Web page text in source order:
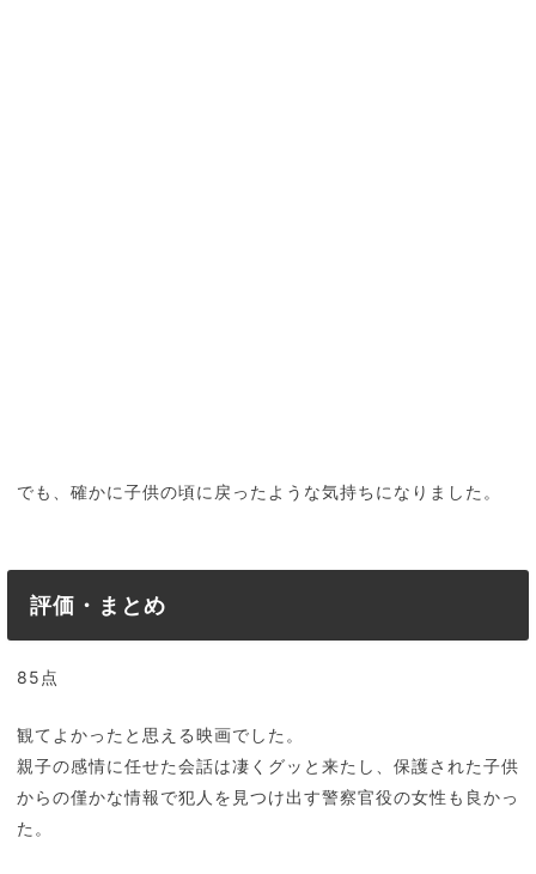
でも、確かに子供の頃に戻ったような気持ちになりました。
評価・まとめ
85点
観てよかったと思える映画でした。
親子の感情に任せた会話は凄くグッと来たし、保護された子供
からの僅かな情報で犯人を見つけ出す警察官役の女性も良かっ
た。